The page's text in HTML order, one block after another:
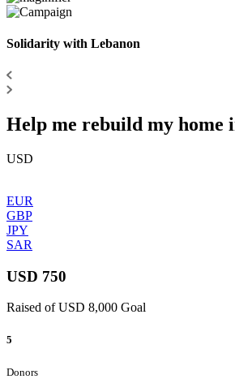
Solidarity with Lebanon
Help me rebuild my home
USD
EUR
GBP
JPY
SAR
USD 750
Raised of USD 8,000 Goal
5
Donors